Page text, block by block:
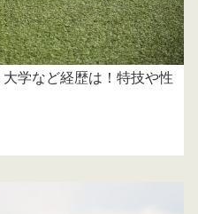
学など経歴は！特技や性